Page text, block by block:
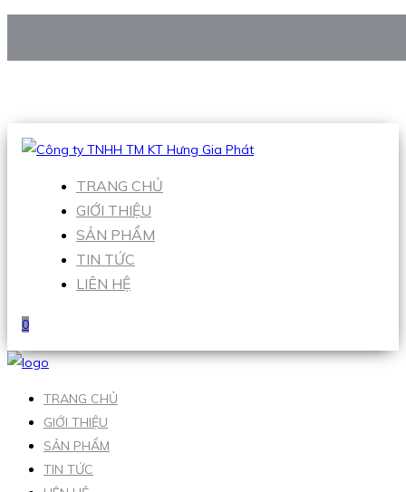
Hotline:0938 906 663
TRANG CHỦ
GIỚI THIỆU
SẢN PHẨM
TIN TỨC
LIÊN HỆ
0
TRANG CHỦ
GIỚI THIỆU
SẢN PHẨM
TIN TỨC